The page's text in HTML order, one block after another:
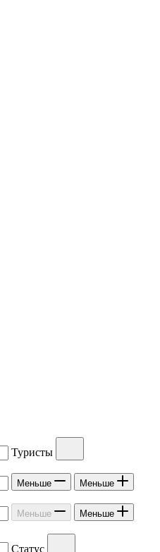
Туристы
Меньше Меньше
Меньше Меньше
Статус